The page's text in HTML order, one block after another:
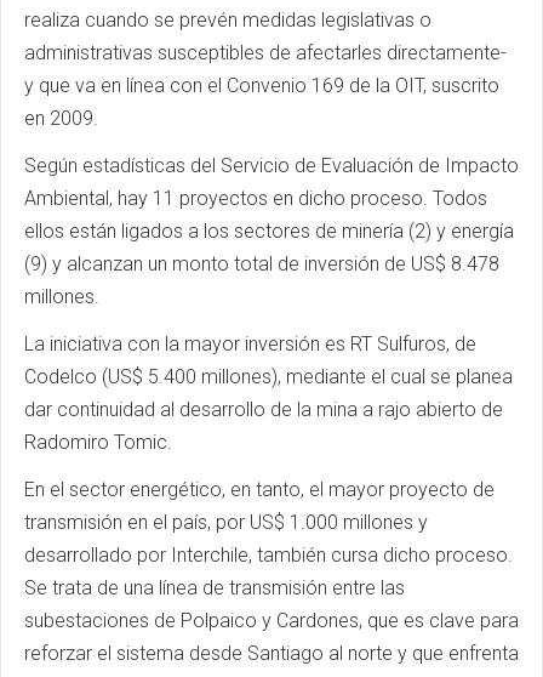
realiza cuando se prevén medidas legislativas o
administrativas susceptibles de afectarles directamente-
y que va en línea con el Convenio 169 de la OIT, suscrito
en 2009.
Según estadísticas del Servicio de Evaluación de Impacto
Ambiental, hay 11 proyectos en dicho proceso. Todos
ellos están ligados a los sectores de minería (2) y energía
(9) y alcanzan un monto total de inversión de US$ 8.478
millones.
La iniciativa con la mayor inversión es RT Sulfuros, de
Codelco (US$ 5.400 millones), mediante el cual se planea
dar continuidad al desarrollo de la mina a rajo abierto de
Radomiro Tomic.
En el sector energético, en tanto, el mayor proyecto de
transmisión en el país, por US$ 1.000 millones y
desarrollado por Interchile, también cursa dicho proceso.
Se trata de una línea de transmisión entre las
subestaciones de Polpaico y Cardones, que es clave para
reforzar el sistema desde Santiago al norte y que enfrenta